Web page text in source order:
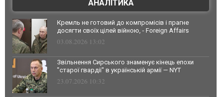
АНАЛІТИКА
Кремль не готовий до компромісів і прагне
досягти своїх цілей війною, - Foreign Affairs
03.08.2026 13:02
Звільнення Сирського знаменує кінець епохи
"старої гвардії" в українській армії — NYT
23.07.2026 10:32